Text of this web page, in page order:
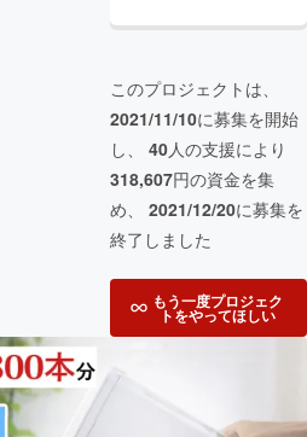
このプロジェクトは、
2021/11/10に募集を開始
し、 40人の支援により
318,607円の資金を集
め、 2021/12/20に募集を
終了しました
もう一度プロジェク
トをやってほしい